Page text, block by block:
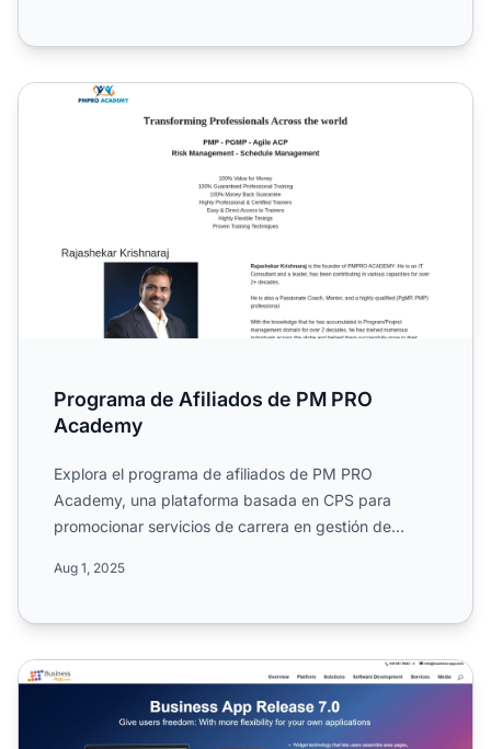
Programa de Afiliados de PM PRO Academy
Programa de Afiliados de PM PRO
Academy
Explora el programa de afiliados de PM PRO
Academy, una plataforma basada en CPS para
promocionar servicios de carrera en gestión de
Aug 1, 2025
Programa de Afiliados de Business App